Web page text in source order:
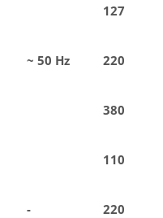
~ 50 Hz
127
220
380
-
110
220